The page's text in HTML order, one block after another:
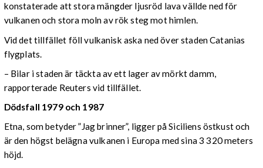
konstaterade att stora mängder ljusröd lava vällde ned för
vulkanen och stora moln av rök steg mot himlen.
Vid det tillfället föll vulkanisk aska ned över staden Catanias
flygplats.
– Bilar i staden är täckta av ett lager av mörkt damm,
rapporterade Reuters vid tillfället.
Dödsfall 1979 och 1987
Etna, som betyder ”Jag brinner”, ligger på Siciliens östkust och
är den högst belägna vulkanen i Europa med sina 3 320 meters
höjd.